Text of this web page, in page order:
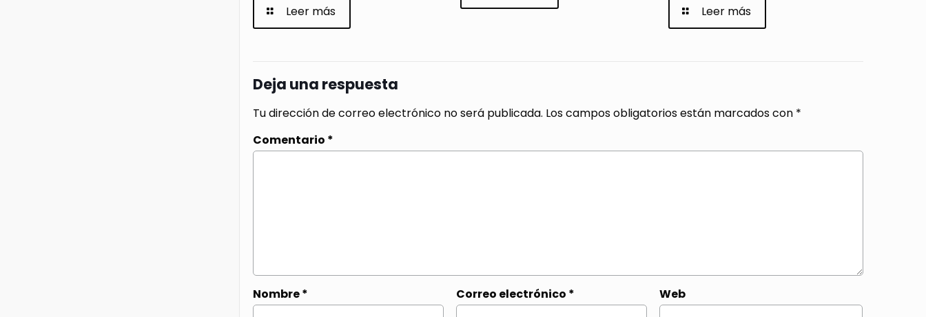
Leer más Leer más
Deja una respuesta
Tu dirección de correo electrónico no será publicada. Los campos obligatorios están marcados con *
Comentario *
Nombre* Correo electrónico * Web